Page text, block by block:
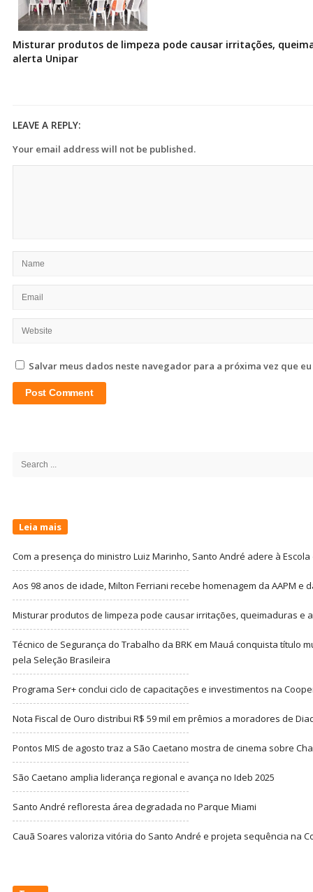
Misturar produtos de limpeza pode causar irritações,
alerta Unipar
LEAVE A REPLY:
Your email address will not be published.
Salvar meus dados neste navegador para a próxima vez que
Search
Leia mais
Com a presença do ministro Luiz Marinho, Santo André adere à
Aos 98 anos de idade, Milton Ferriani recebe homenagem da AAPM e
Misturar produtos de limpeza pode causar irritações, queimaduras e
Técnico de Segurança do Trabalho da BRK em Mauá conquista título
pela Seleção Brasileira
Programa Ser+ conclui ciclo de capacitações e investimentos na
Nota Fiscal de Ouro distribui R$ 59 mil em prêmios a moradores de
Pontos MIS de agosto traz a São Caetano mostra de cinema sobre
São Caetano amplia liderança regional e avança no Ideb 2025
Santo André refloresta área degradada no Parque Miami
Cauã Soares valoriza vitória do Santo André e projeta sequência na